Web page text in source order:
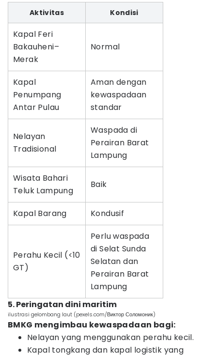
Aktivitas Kondisi
Kapal Feri
Bakauheni–
Merak
Normal
Kapal
Penumpang
Antar Pulau
Aman dengan
kewaspadaan
standar
Nelayan
Tradisional
Waspada di
Perairan Barat
Lampung
Wisata Bahari
Teluk Lampung
Baik
Kapal Barang Kondusif
Perahu Kecil (<10
GT)
Perlu waspada
di Selat Sunda
Selatan dan
Perairan Barat
Lampung
5. Peringatan dini maritim
ilustrasi gelombang laut (pexels.com/Виктор Соломоник)
BMKG mengimbau kewaspadaan bagi:
Nelayan yang menggunakan perahu kecil.
Kapal tongkang dan kapal logistik yang